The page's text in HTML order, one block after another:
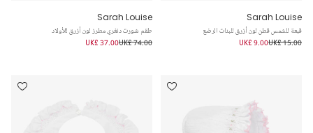
Sarah Louise
قبعة للشمس قطن لون أزرق للبنات الرضع
UK£ 15.00
UK£ 9.00
Sarah Louise
طقم شورت دنغري مطرز لون أزرق للأولاد
UK£ 74.00
UK£ 37.00